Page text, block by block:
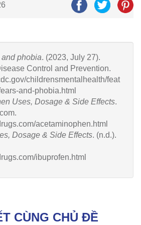
phobia. (2023, July 27).
Control and Prevention.
childrensmentalhealth/feat
and-phobia.html
Uses, Dosage & Side Effects.
acetaminophen.html
Dosage & Side Effects. (n.d.).
ibuprofen.html
CÙNG CHỦ ĐỀ